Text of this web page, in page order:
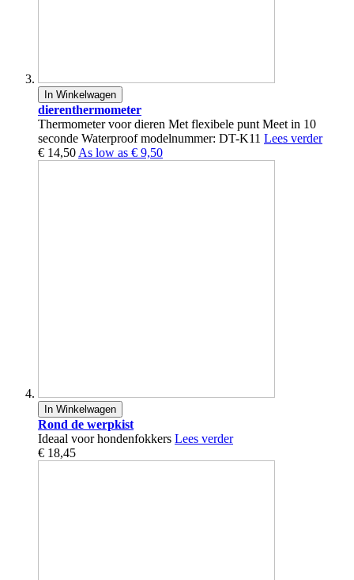
In Winkelwagen
dierenthermometer
Thermometer voor dieren Met flexibele punt Meet in 10
seconde Waterproof modelnummer: DT-K11 Lees verder
€ 14,50 As low as € 9,50
In Winkelwagen
Rond de werpkist
Ideaal voor hondenfokkers Lees verder
€ 18,45